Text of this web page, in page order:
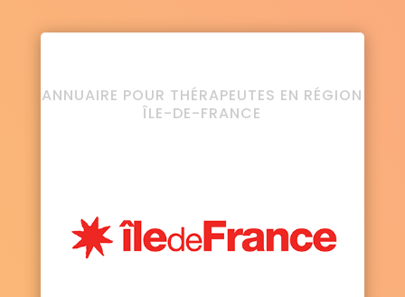
ANNUAIRE POUR THÉRAPEUTES EN RÉGION
ÎLE-DE-FRANCE